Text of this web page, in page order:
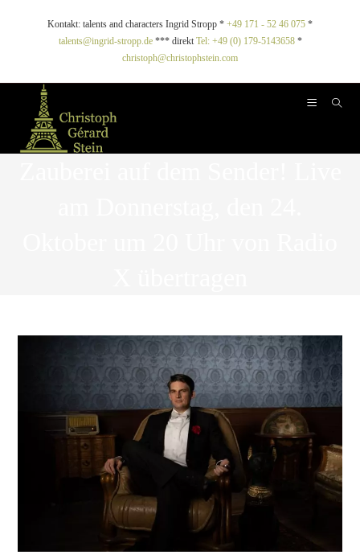
Kontakt: talents and characters Ingrid Stropp * +49 171 - 52 46 075 *
talents@ingrid-stropp.de*** direkt Tel: +49 (0) 179-5143658*
christoph@christophstein.com